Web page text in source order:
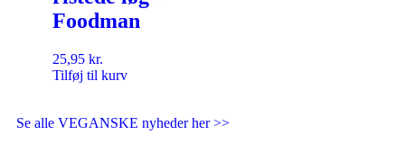
Foodman
25,95 kr.
Tilføj til kurv
Se alle VEGANSKE nyheder her >>